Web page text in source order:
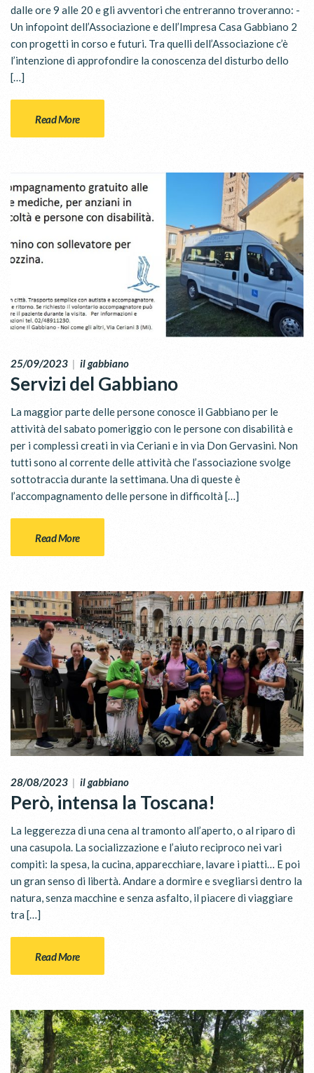
dalle ore 9 alle 20 e gli avventori che entreranno troveranno: -
Un infopoint dell’Associazione e dell’Impresa Casa Gabbiano 2
con progetti in corso e futuri. Tra quelli dell’Associazione c’è
l’intenzione di approfondire la conoscenza del disturbo dello
[…]
Read More
25/09/2023 | il gabbiano
Servizi del Gabbiano
La maggior parte delle persone conosce il Gabbiano per le
attività del sabato pomeriggio con le persone con disabilità e
per i complessi creati in via Ceriani e in via Don Gervasini. Non
tutti sono al corrente delle attività che l’associazione svolge
sottotraccia durante la settimana. Una di queste è
l’accompagnamento delle persone in difficoltà […]
Read More
28/08/2023 | il gabbiano
Però, intensa la Toscana!
La leggerezza di una cena al tramonto all’aperto, o al riparo di
una casupola. La socializzazione e l’aiuto reciproco nei vari
compiti: la spesa, la cucina, apparecchiare, lavare i piatti… E poi
un gran senso di libertà. Andare a dormire e svegliarsi dentro la
natura, senza macchine e senza asfalto, il piacere di viaggiare
tra […]
Read More